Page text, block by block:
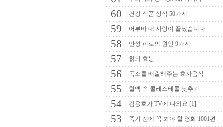
60 건강 식품 상식 50가지
59 어부바 내 사랑이 끝났습니다
58 만성 피로의 원인 9가지
57 칡의 효능
56 독소를 배출해주는 효자음식
55 혈액 속 콜레스테롤 낮추기
54 김용호가 TV에 나와요 [1]
53 죽기 전에 꼭 봐야 할 영화 1001편